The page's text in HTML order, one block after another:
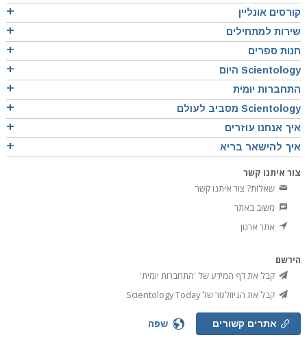
קורסים אונליין
שירות למתחילים
חנות ספרים
Scientology היום
התחברות יומית
Scientology מסביב לעולם
איך אנחנו עוזרים
איך להישאר בריא
צור איתנו קשר
שאלות? צור איתנו קשר
משוב באתר
אתר ארגון
הירשם
קבל את דף המידע של 'התחברות יומית'
קבל את הניוזלטר של Scientology Today
אתרים קשורים שפה